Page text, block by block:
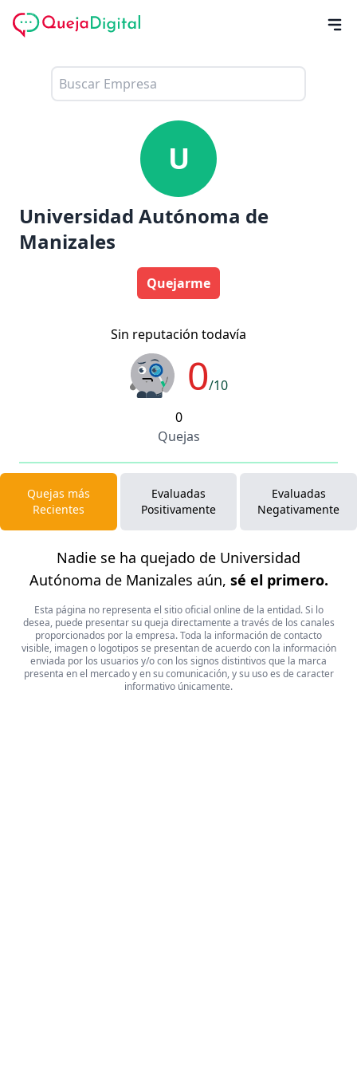
U
Universidad Autónoma de
Manizales
Quejarme
Sin reputación todavía
0/10
0
Quejas
Quejas más
Recientes
Evaluadas
Positivamente
Evaluadas
Negativamente
Nadie se ha quejado de Universidad
Autónoma de Manizales aún, sé el primero.
Esta página no representa el sitio oficial online de la entidad. Si lo
desea, puede presentar su queja directamente a través de los canales
proporcionados por la empresa. Toda la información de contacto
visible, imagen o logotipos se presentan de acuerdo con la información
enviada por los usuarios y/o con los signos distintivos que la marca
presenta en el mercado y en su comunicación, y su uso es de caracter
informativo únicamente.